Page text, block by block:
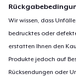
Wir wissen, dass
bedrucktes oder
erstatten Ihnen den
Produkte jedoch auf
Rücksendungen oder